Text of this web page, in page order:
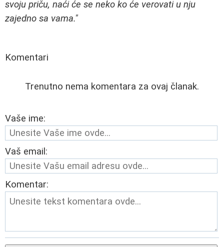
svoju priču, naći će se neko ko će verovati u nju
zajedno sa vama."
Komentari
Trenutno nema komentara za ovaj članak.
Vaše ime:
Vaš email:
Komentar: